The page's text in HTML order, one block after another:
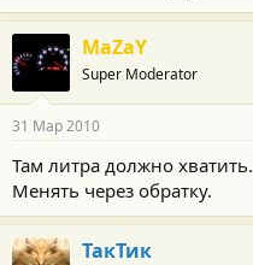
MaZaY
Super Moderator
31 Мар 2010
Там литра должно хватить.
Менять через обратку.
ТакТик